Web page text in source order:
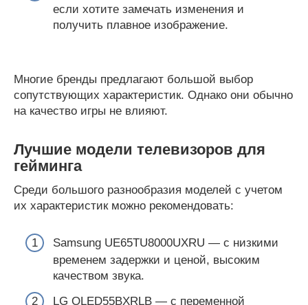
если хотите замечать изменения и
получить плавное изображение.
Многие бренды предлагают большой выбор
сопутствующих характеристик. Однако они обычно
на качество игры не влияют.
Лучшие модели телевизоров для
гейминга
Среди большого разнообразия моделей с учетом
их характеристик можно рекомендовать:
Samsung UE65TU8000UXRU ― с низкими
временем задержки и ценой, высоким
качеством звука.
LG OLED55BXRLB ― с переменной